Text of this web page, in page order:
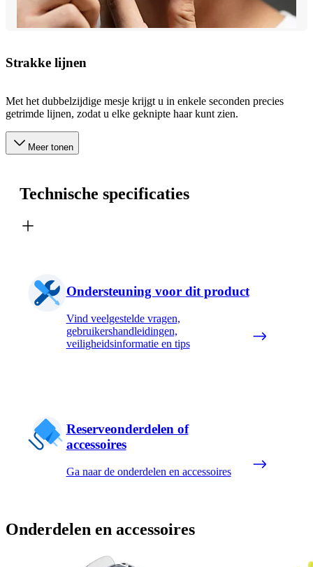
Strakke lijnen
Met het dubbelzijdige mesje krijgt u in enkele seconden precies
getrimde lijnen, zodat u elke geknipte haar kunt zien.
Meer tonen
Technische specificaties
Ondersteuning voor dit product
Vind veelgestelde vragen,
gebruikershandleidingen,
veiligheidsinformatie en tips
Reserveonderdelen of
accessoires
Ga naar de onderdelen en accessoires
Onderdelen en accessoires